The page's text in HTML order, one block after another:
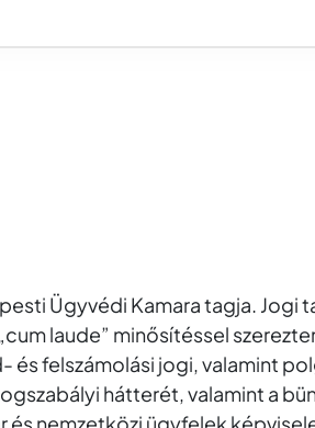
Ügyvédi Kamara tagja.
laude” minősítéssel
felszámolási jogi, valamint
hátterét, valamint a